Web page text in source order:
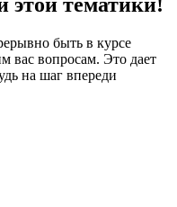
быть в курсе
вопросам. Это дает
на шаг впереди